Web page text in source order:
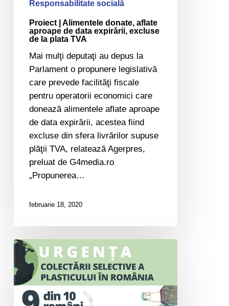
excluse
plata
Responsabilitate socială
Proiect | Alimentele donate, aflate
aproape de data expirării, excluse
de la plata TVA
Mai mulţi deputaţi au depus la
Parlament o propunere legislativă
care prevede facilităţi fiscale
pentru operatorii economici care
donează alimentele aflate aproape
de data expirării, acestea fiind
excluse din sfera livrărilor supuse
plăţii TVA, relatează Agerpres,
preluat de G4media.ro
„Propunerea…
februarie 18, 2020
9
10
români
consideră